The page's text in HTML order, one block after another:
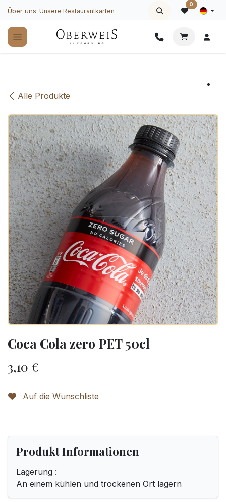
Zum Inhalt springen
Über uns Unsere Restaurantkarten
0
Alle Produkte
Coca Cola zero PET 50cl
3,10 €
Auf die Wunschliste
Produkt Informationen
Lagerung :
An einem kühlen und trockenen Ort lagern